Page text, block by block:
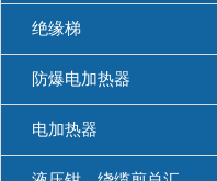
绝缘梯
防爆电加热器
电加热器